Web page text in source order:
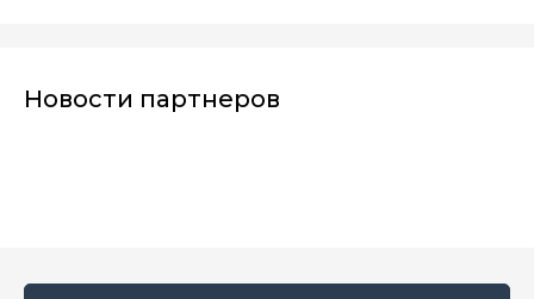
Новости партнеров